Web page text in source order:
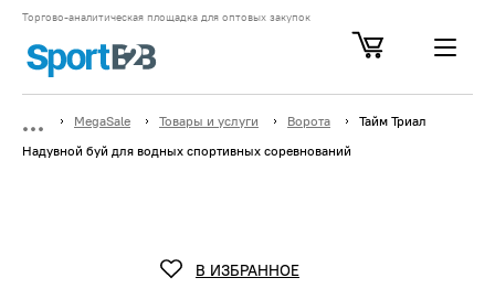
Торгово-аналитическая площадка для оптовых закупок
MegaSale Товары и услуги Ворота
Тайм Триал
Надувной буй для водных спортивных соревнований
В ИЗБРАННОЕ